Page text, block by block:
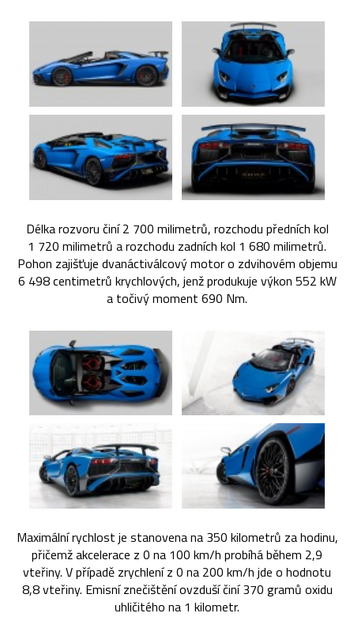
Délka rozvoru činí 2 700 milimetrů, rozchodu předních kol
1 720 milimetrů a rozchodu zadních kol 1 680 milimetrů.
Pohon zajišťuje dvanáctiválcový motor o zdvihovém objemu
6 498 centimetrů krychlových, jenž produkuje výkon 552 kW
a točivý moment 690 Nm.
Maximální rychlost je stanovena na 350 kilometrů za hodinu,
přičemž akcelerace z 0 na 100 km/h probíhá během 2,9
vteřiny. V případě zrychlení z 0 na 200 km/h jde o hodnotu
8,8 vteřiny. Emisní znečištění ovzduší činí 370 gramů oxidu
uhličitého na 1 kilometr.